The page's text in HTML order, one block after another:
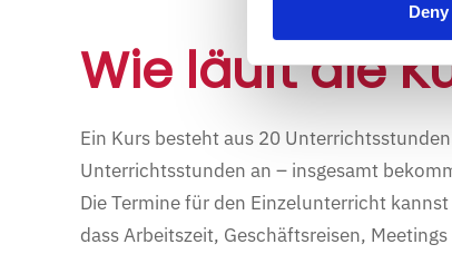
Deny
Wie läuft die
Ein Kurs besteht aus 20
Unterrichtsstunden an – insgesamt
Die Termine für den Einzelunterricht
dass Arbeitszeit, Geschäftsreisen,